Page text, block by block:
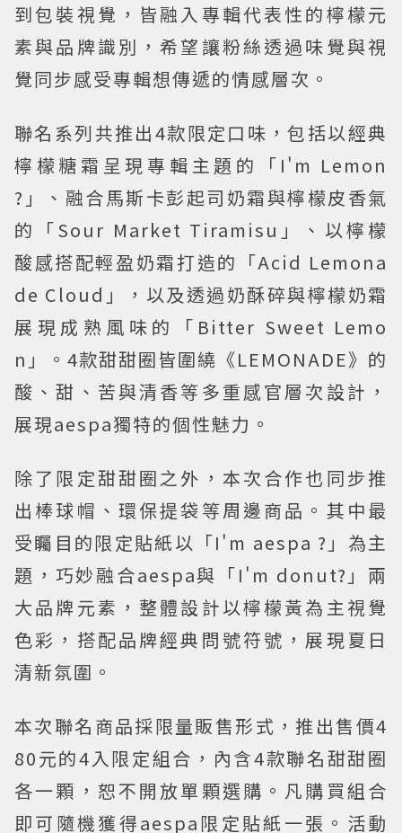
到包裝視覺，皆融入專輯代表性的檸檬元
素與品牌識別，希望讓粉絲透過味覺與視
覺同步感受專輯想傳遞的情感層次。
聯名系列共推出4款限定口味，包括以經典
檸檬糖霜呈現專輯主題的「I'm Lemon
?」、融合馬斯卡彭起司奶霜與檸檬皮香氣
的「Sour Market Tiramisu」、以檸檬
酸感搭配輕盈奶霜打造的「Acid Lemona
de Cloud」，以及透過奶酥碎與檸檬奶霜
展現成熟風味的「Bitter Sweet Lemo
n」。4款甜甜圈皆圍繞《LEMONADE》的
酸、甜、苦與清香等多重感官層次設計，
展現aespa獨特的個性魅力。
除了限定甜甜圈之外，本次合作也同步推
出棒球帽、環保提袋等周邊商品。其中最
受矚目的限定貼紙以「I'm aespa ?」為主
題，巧妙融合aespa與「I'm donut?」兩
大品牌元素，整體設計以檸檬黃為主視覺
色彩，搭配品牌經典問號符號，展現夏日
清新氛圍。
本次聯名商品採限量販售形式，推出售價4
80元的4入限定組合，內含4款聯名甜甜圈
各一顆，恕不開放單顆選購。凡購買組合
即可隨機獲得aespa限定貼紙一張。活動